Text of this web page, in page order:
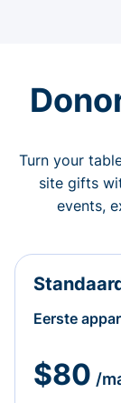
Turn your
site gifts
events,
Eerste
$80 /